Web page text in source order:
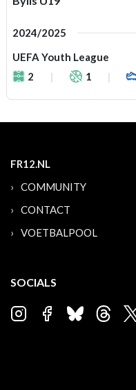
2024/2025
UEFA Youth League
2
1
FR12.NL
COMMUNITY
CONTACT
VOETBALPOOL
SOCIALS